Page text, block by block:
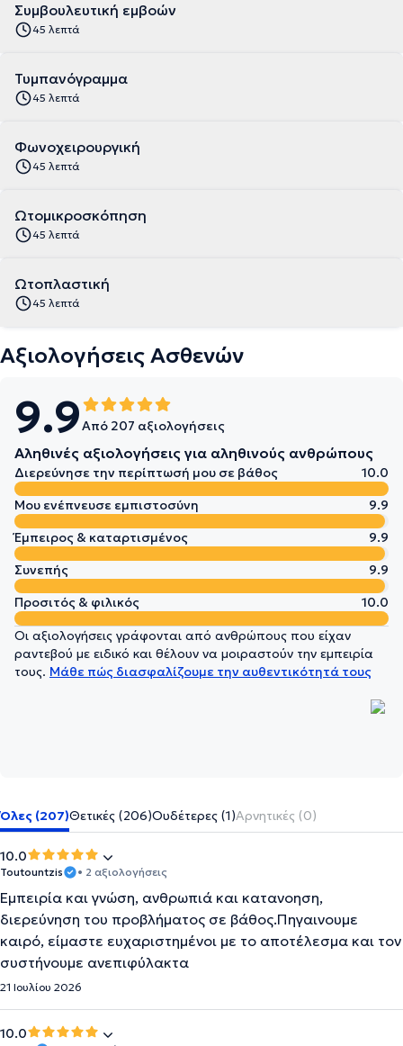
Συμβουλευτική εμβοών
45 λεπτά
Τυμπανόγραμμα
45 λεπτά
Φωνοχειρουργική
45 λεπτά
Ωτομικροσκόπηση
45 λεπτά
Ωτοπλαστική
45 λεπτά
Αξιολογήσεις Ασθενών
9.9Από 207 αξιολογήσεις
Αληθινές αξιολογήσεις για αληθινούς ανθρώπους
Διερεύνησε την περίπτωσή μου σε βάθος
10.0
Μου ενέπνευσε εμπιστοσύνη
9.9
Έμπειρος & καταρτισμένος
9.9
Συνεπής
9.9
Προσιτός & φιλικός
10.0
Οι αξιολογήσεις γράφονται από ανθρώπους που είχαν
ραντεβού με ειδικό και θέλουν να μοιραστούν την εμπειρία
τους. Μάθε πώς διασφαλίζουμε την αυθεντικότητά τους
Όλες (207)Θετικές (206)Ουδέτερες (1)Αρνητικές (0)
10.0
Toutountzis • 2 αξιολογήσεις
Εμπειρία και γνώση, ανθρωπιά και κατανοηση,
διερεύνηση του προβλήματος σε βάθος.Πηγαινουμε
καιρό, είμαστε ευχαριστημένοι με το αποτέλεσμα και τον
συστήνουμε ανεπιφύλακτα
21 Ιουλίου 2026
10.0